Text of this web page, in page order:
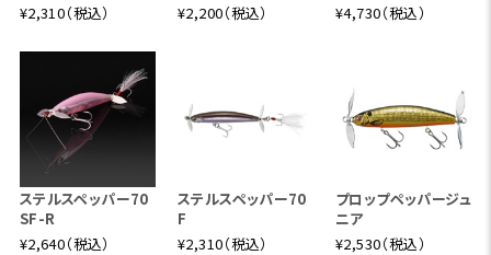
¥2,310（税込）
¥2,200（税込）
¥4,730（税込）
ステルスペッパー70
SF-R
¥2,640（税込）
ステルスペッパー70
F
¥2,310（税込）
プロップペッパージュ
ニア
¥2,530（税込）